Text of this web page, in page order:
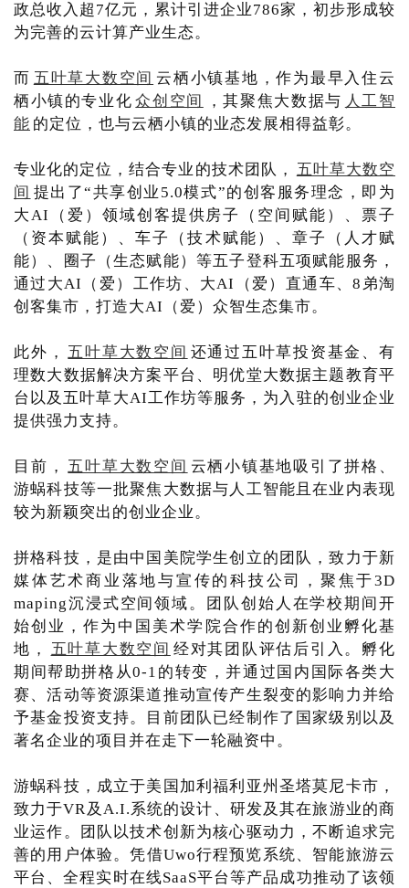
政总收入超7亿元，累计引进企业786家，初步形成较
为完善的云计算产业生态。
而 五叶草大数空间 云栖小镇基地，作为最早入住云
栖小镇的专业化 众创空间 ，其聚焦大数据与 人工智
能 的定位，也与云栖小镇的业态发展相得益彰。
专业化的定位，结合专业的技术团队， 五叶草大数空
间 提出了“共享创业5.0模式”的创客服务理念，即为
大AI（爱）领域创客提供房子（空间赋能）、票子
（资本赋能）、车子（技术赋能）、章子（人才赋
能）、圈子（生态赋能）等五子登科五项赋能服务，
通过大AI（爱）工作坊、大AI（爱）直通车、8弟淘
创客集市，打造大AI（爱）众智生态集市。
此外， 五叶草大数空间 还通过五叶草投资基金、有
理数大数据解决方案平台、明优堂大数据主题教育平
台以及五叶草大AI工作坊等服务，为入驻的创业企业
提供强力支持。
目前， 五叶草大数空间 云栖小镇基地吸引了拼格、
游蜗科技等一批聚焦大数据与人工智能且在业内表现
较为新颖突出的创业企业。
拼格科技，是由中国美院学生创立的团队，致力于新
媒体艺术商业落地与宣传的科技公司，聚焦于3D
maping沉浸式空间领域。团队创始人在学校期间开
始创业，作为中国美术学院合作的创新创业孵化基
地，
五叶草大数空间 经对其团队评估后引入。孵化
期间帮助拼格从0-1的转变，并通过国内国际各类大
赛、活动等资源渠道推动宣传产生裂变的影响力并给
予基金投资支持。目前团队已经制作了国家级别以及
著名企业的项目并在走下一轮融资中。
游蜗科技，成立于美国加利福利亚州圣塔莫尼卡市，
致力于VR及A.I.系统的设计、研发及其在旅游业的商
业运作。团队以技术创新为核心驱动力，不断追求完
善的用户体验。凭借Uwo行程预览系统、智能旅游云
平台、全程实时在线SaaS平台等产品成功推动了该领